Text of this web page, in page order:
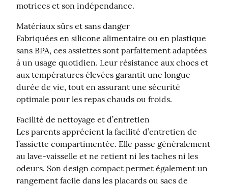
motrices et son indépendance.
Matériaux sûrs et sans danger
Fabriquées en silicone alimentaire ou en plastique
sans BPA, ces assiettes sont parfaitement adaptées
à un usage quotidien. Leur résistance aux chocs et
aux températures élevées garantit une longue
durée de vie, tout en assurant une sécurité
optimale pour les repas chauds ou froids.
Facilité de nettoyage et d’entretien
Les parents apprécient la facilité d’entretien de
l’assiette compartimentée. Elle passe généralement
au lave-vaisselle et ne retient ni les taches ni les
odeurs. Son design compact permet également un
rangement facile dans les placards ou sacs de